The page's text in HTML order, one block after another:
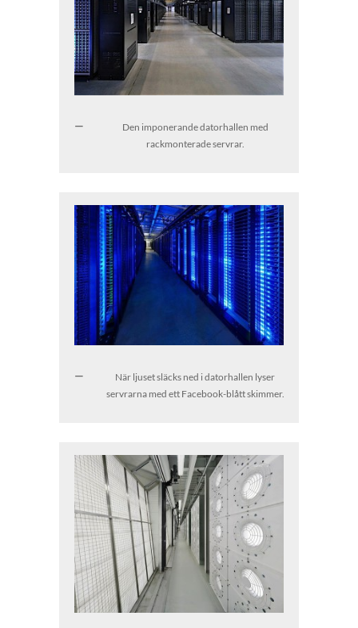
Den imponerande datorhallen med
rackmonterade servrar.
När ljuset släcks ned i datorhallen lyser
servrarna med ett Facebook-blått skimmer.